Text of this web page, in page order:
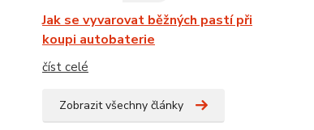
Jak se vyvarovat běžných pastí při
koupi autobaterie
číst celé
Zobrazit všechny články